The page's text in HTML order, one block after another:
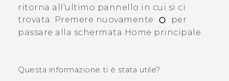
ritorna all'ultimo pannello in cui si ci
trovata. Premere nuovamente
per
passare alla schermata Home principale.
Questa informazione ti è stata utile?